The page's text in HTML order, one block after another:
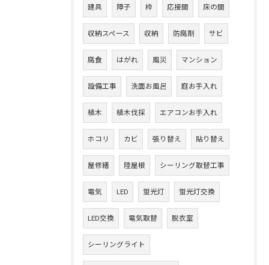
建具 障子 枠 応接間 床の間
収納スペース 収納 防腐剤 サビ
腐食 はがれ 風災 マンション
設備工事 洗面お風呂 庭お手入れ
植木 植木伐採 エアコンお手入れ
ホコリ カビ 張り替え 貼り替え
屋修繕 陸屋根 シーリング取替工事
電気 LED 蛍光灯 蛍光灯交換
LED交換 電気取替 脱衣室
シーリングライト